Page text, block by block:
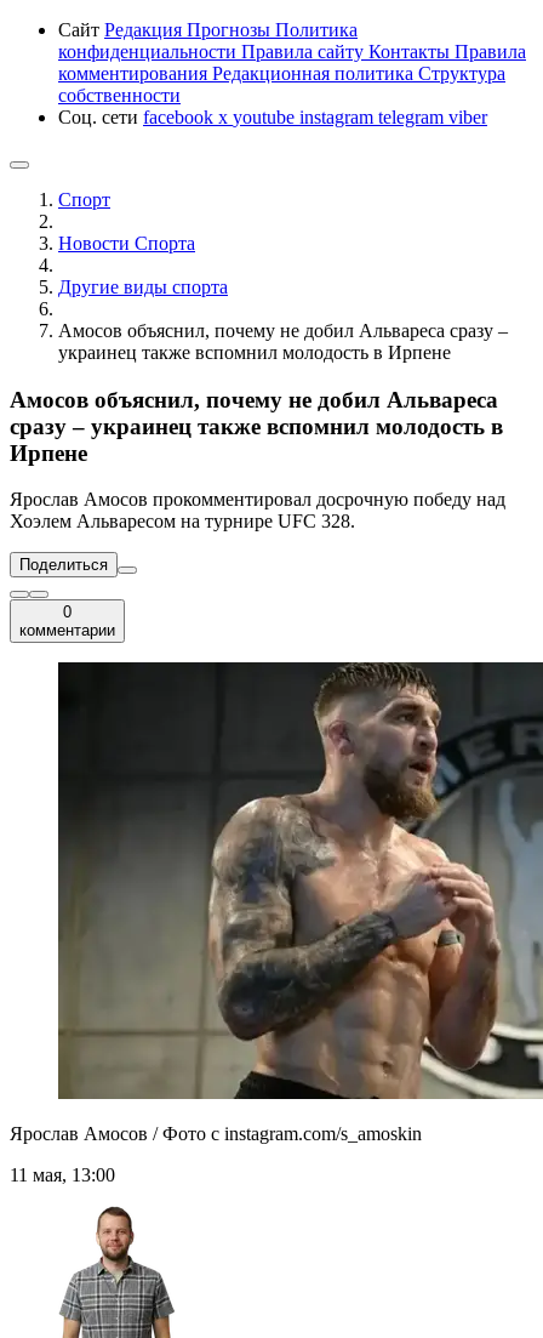
Сайт Редакция Прогнозы Политика
конфиденциальности Правила сайту Контакты Правила
комментирования Редакционная политика Структура
собственности
Соц. сети facebook x youtube instagram telegram viber
Спорт
Новости Cпорта
Другие виды спорта
Амосов объяснил, почему не добил Альвареса сразу –
украинец также вспомнил молодость в Ирпене
Амосов объяснил, почему не добил Альвареса
сразу – украинец также вспомнил молодость в
Ирпене
Ярослав Амосов прокомментировал досрочную победу над
Хоэлем Альваресом на турнире UFC 328.
Поделиться
0
комментарии
Ярослав Амосов / Фото с instagram.com/s_amoskin
11 мая, 13:00